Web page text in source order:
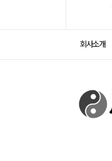
회사소개